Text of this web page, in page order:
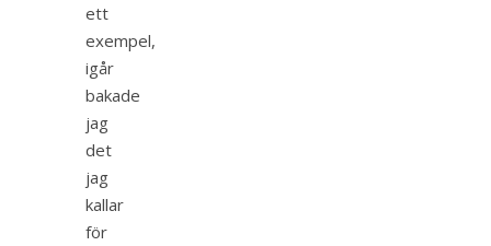
ett
exempel,
igår
bakade
jag
det
jag
kallar
för